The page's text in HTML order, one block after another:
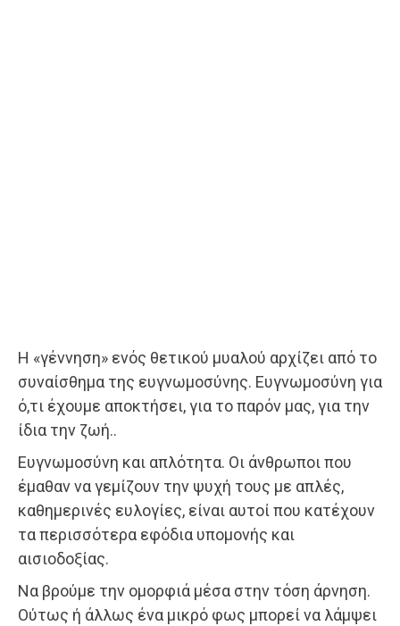
Η «γέννηση» ενός θετικού μυαλού αρχίζει από το
συναίσθημα της ευγνωμοσύνης. Ευγνωμοσύνη για
ό,τι έχουμε αποκτήσει, για το παρόν μας, για την
ίδια την ζωή..
Ευγνωμοσύνη και απλότητα. Οι άνθρωποι που
έμαθαν να γεμίζουν την ψυχή τους με απλές,
καθημερινές ευλογίες, είναι αυτοί που κατέχουν
τα περισσότερα εφόδια υπομονής και
αισιοδοξίας.
Να βρούμε την ομορφιά μέσα στην τόση άρνηση.
Ούτως ή άλλως ένα μικρό φως μπορεί να λάμψει